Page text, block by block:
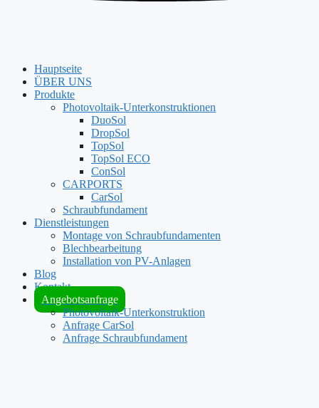
Hauptseite
ÜBER UNS
Produkte
Photovoltaik-Unterkonstruktionen
DuoSol
DropSol
TopSol
TopSol ECO
ConSol
CARPORTS
CarSol
Schraubfundament
Dienstleistungen
Montage von Schraubfundamenten
Blechbearbeitung
Installation von PV-Anlagen
Blog
Kontakt
Angebotsanfrage
Photovoltaik-Unterkonstruktion
Anfrage CarSol
Anfrage Schraubfundament